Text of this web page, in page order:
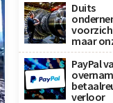
Duits
maar
PayPal
verloor